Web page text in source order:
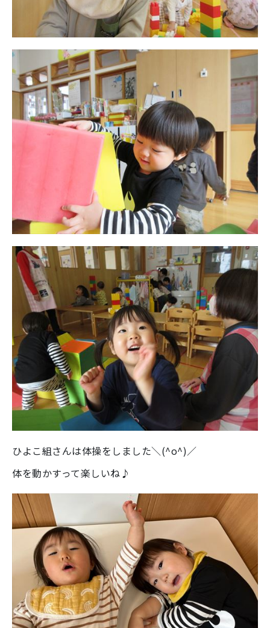
ひよこ組さんは体操をしました＼(^o^)／
体を動かすって楽しいね♪